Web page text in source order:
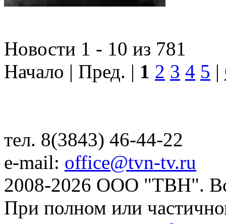
Новости 1 - 10 из 781
Начало | Пред. | 1 2 3 4 5 |
тел. 8(3843) 46-44-22
e-mail: office@tvn-tv.ru
2008-2026 ООО "ТВН".
При полном или